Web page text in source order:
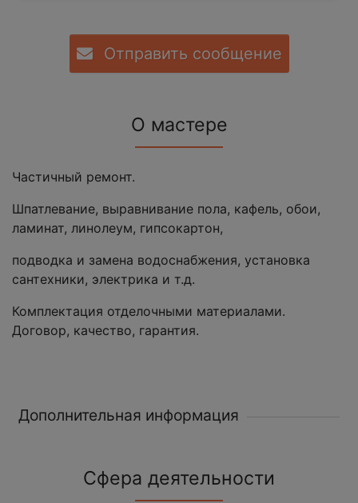
Отправить сообщение
О мастере
Частичный ремонт.
Шпатлевание, выравнивание пола, кафель, обои,
ламинат, линолеум, гипсокартон,
подводка и замена водоснабжения, установка
сантехники, электрика и т.д.
Комплектация отделочными материалами.
Договор, качество, гарантия.
Дополнительная информация
Сфера деятельности